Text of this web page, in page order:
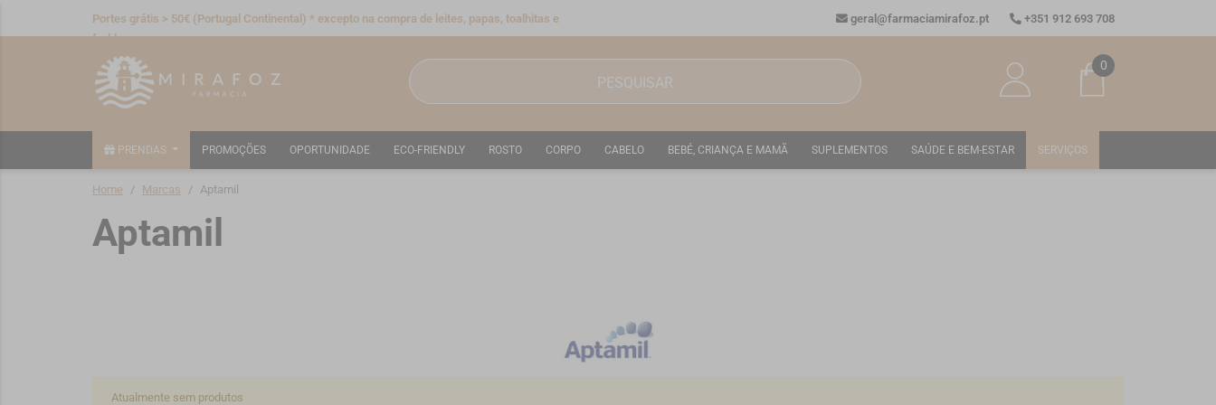
Portes grátis > 50€ (Portugal Continental) * excepto na compra de leites, papas, toalhitas e
fraldas
geral@farmaciamirafoz.pt +351 912 693 708
0
PRENDAS PROMOÇÕES OPORTUNIDADE ECO-FRIENDLY ROSTO CORPO CABELO BEBÉ, CRIANÇA E MAMÃ SUPLEMENTOS SAÚDE E BEM-ESTAR SERVIÇOS
Home Marcas Aptamil
Aptamil
Atualmente sem produtos